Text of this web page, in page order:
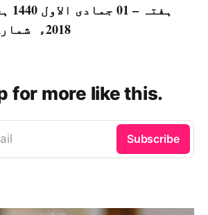
2018ء شمارہ نمبر: (14325)
for more like this.
Subscribe